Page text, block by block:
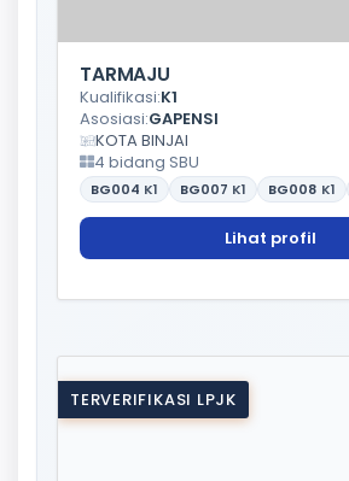
TARMAJU
Kualifikasi:K1
Asosiasi:GAPENSI
KOTA BINJAI
4 bidang SBU
BG004 K1 BG007 K1 BG008 K1
Lihat profil
TERVERIFIKASI LPJK